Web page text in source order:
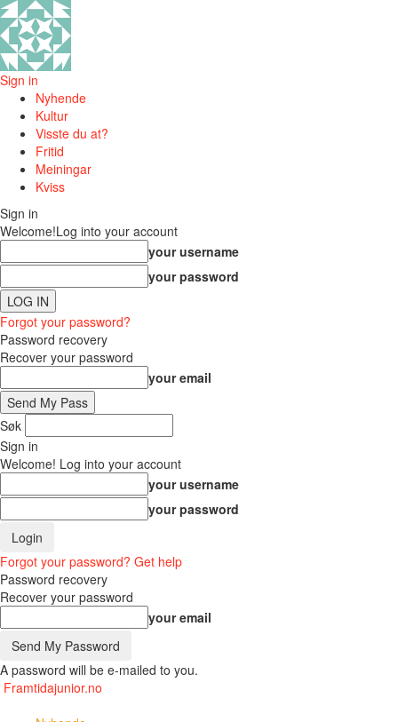
Sign in
Nyhende
Kultur
Visste du at?
Fritid
Meiningar
Kviss
Sign in
Welcome!Log into your account
your username
your password
Forgot your password?
Password recovery
Recover your password
your email
Søk
Sign in
Welcome! Log into your account
your username
your password
Forgot your password? Get help
Password recovery
Recover your password
your email
A password will be e-mailed to you.
Framtidajunior.no